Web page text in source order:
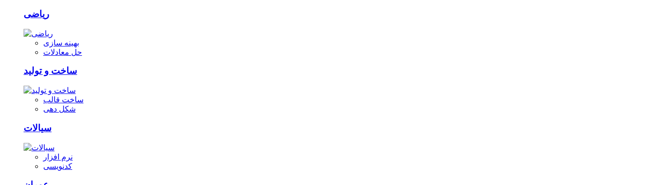
ریاضی
بهینه سازی
حل معادلات
ساخت و تولید
ساخت قالب
شکل دهی
سیالات
نرم افزار
کدنویسی